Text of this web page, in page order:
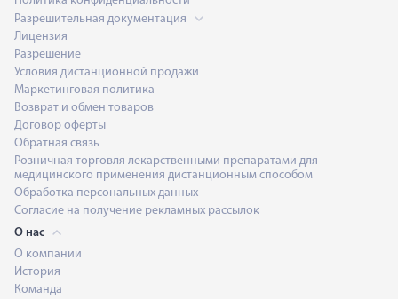
Разрешительная документация
Лицензия
Разрешение
Условия дистанционной продажи
Маркетинговая политика
Возврат и обмен товаров
Договор оферты
Обратная связь
Розничная торговля лекарственными препаратами для
медицинского применения дистанционным способом
Обработка персональных данных
Согласие на получение рекламных рассылок
О нас
О компании
История
Команда